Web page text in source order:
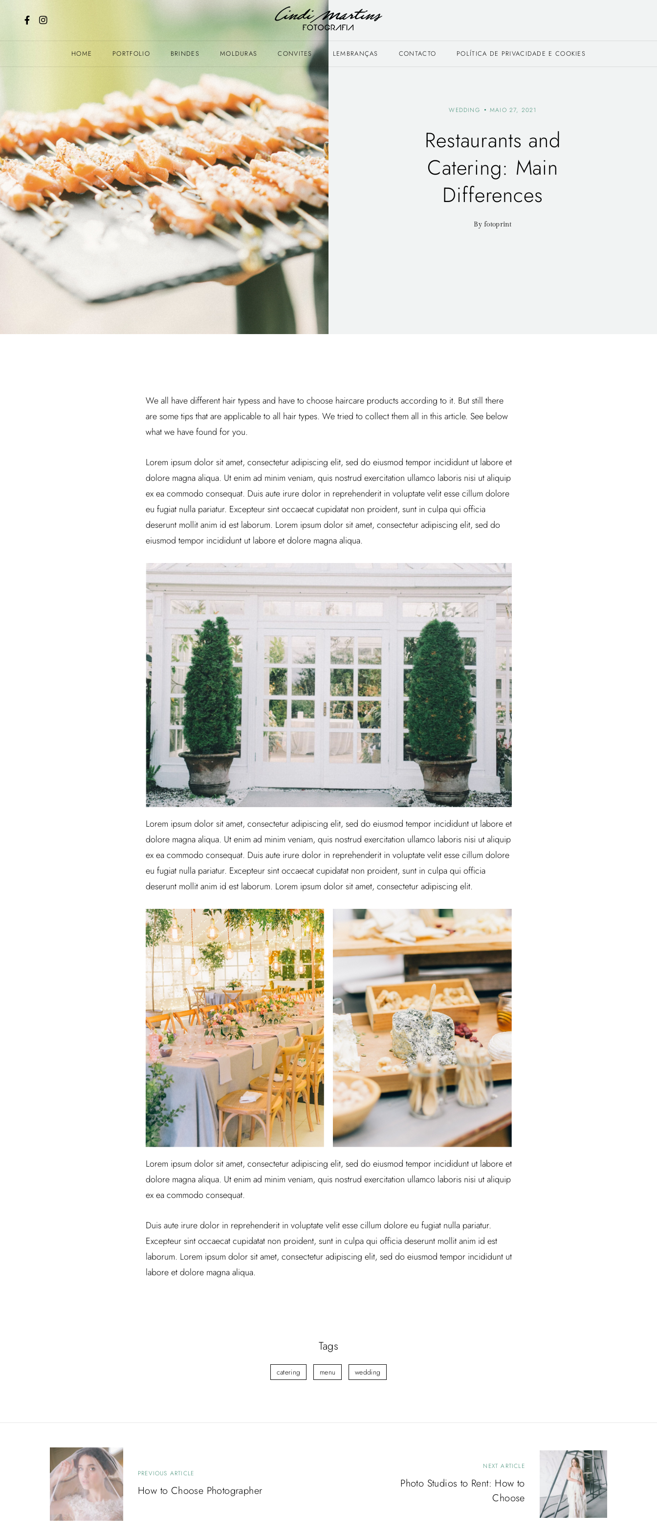
HOME PORTFOLIO BRINDES MOLDURAS CONVITES LEMBRANÇAS CONTACTO POLÍTICA DE PRIVACIDADE E COOKIES
WEDDING MAIO 27, 2021
Restaurants and
Catering: Main
Differences
By fotoprint
We all have different hair typess and have to choose haircare products according to it. But still there
are some tips that are applicable to all hair types. We tried to collect them all in this article. See below
what we have found for you.
Lorem ipsum dolor sit amet, consectetur adipiscing elit, sed do eiusmod tempor incididunt ut labore et
dolore magna aliqua. Ut enim ad minim veniam, quis nostrud exercitation ullamco laboris nisi ut aliquip
ex ea commodo consequat. Duis aute irure dolor in reprehenderit in voluptate velit esse cillum dolore
eu fugiat nulla pariatur. Excepteur sint occaecat cupidatat non proident, sunt in culpa qui officia
deserunt mollit anim id est laborum. Lorem ipsum dolor sit amet, consectetur adipiscing elit, sed do
eiusmod tempor incididunt ut labore et dolore magna aliqua.
Lorem ipsum dolor sit amet, consectetur adipiscing elit, sed do eiusmod tempor incididunt ut labore et
dolore magna aliqua. Ut enim ad minim veniam, quis nostrud exercitation ullamco laboris nisi ut aliquip
ex ea commodo consequat. Duis aute irure dolor in reprehenderit in voluptate velit esse cillum dolore
eu fugiat nulla pariatur. Excepteur sint occaecat cupidatat non proident, sunt in culpa qui officia
deserunt mollit anim id est laborum. Lorem ipsum dolor sit amet, consectetur adipiscing elit.
Lorem ipsum dolor sit amet, consectetur adipiscing elit, sed do eiusmod tempor incididunt ut labore et
dolore magna aliqua. Ut enim ad minim veniam, quis nostrud exercitation ullamco laboris nisi ut aliquip
ex ea commodo consequat.
Duis aute irure dolor in reprehenderit in voluptate velit esse cillum dolore eu fugiat nulla pariatur.
Excepteur sint occaecat cupidatat non proident, sunt in culpa qui officia deserunt mollit anim id est
laborum. Lorem ipsum dolor sit amet, consectetur adipiscing elit, sed do eiusmod tempor incididunt ut
labore et dolore magna aliqua.
Tags
catering menu wedding
a
PREVIOUS ARTICLE
How to Choose Photographer
NEXT ARTICLE
Photo Studios to Rent: How to
Choose